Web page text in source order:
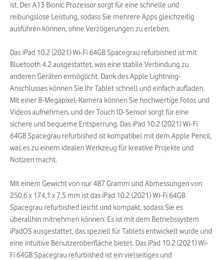
ist. Der A13 Bionic Prozessor sorgt für eine schnelle und
reibungslose Leistung, sodass Sie mehrere Apps gleichzeitig
ausführen können, ohne Verzögerungen zu erleben.
Das iPad 10.2 (2021) Wi-Fi 64GB Spacegrau refurbished ist mit
Bluetooth 4.2 ausgestattet, was eine stabile Verbindung zu
anderen Geräten ermöglicht. Dank des Apple Lightning-
Anschlusses können Sie Ihr Tablet schnell und einfach aufladen.
Mit einer 8-Megapixel-Kamera können Sie hochwertige Fotos und
Videos aufnehmen, und der Touch ID-Sensor sorgt für eine
sichere und bequeme Entsperrung. Das iPad 10.2 (2021) Wi-Fi
64GB Spacegrau refurbished ist kompatibel mit dem Apple Pencil,
was es zu einem idealen Werkzeug für kreative Projekte und
Notizen macht.
Mit einem Gewicht von nur 487 Gramm und Abmessungen von
250,6 x 174,1 x 7,5 mm ist das iPad 10.2 (2021) Wi-Fi 64GB
Spacegrau refurbished leicht und kompakt, sodass Sie es
überallhin mitnehmen können. Es ist mit dem Betriebssystem
iPadOS ausgestattet, das speziell für Tablets entwickelt wurde und
eine intuitive Benutzeroberfläche bietet. Das iPad 10.2 (2021) Wi-
Fi 64GB Spacegrau refurbished ist ein vielseitiges und